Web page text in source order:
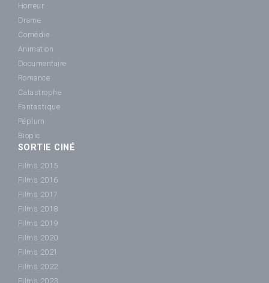
Horreur
Drame
Comédie
Animation
Documentaire
Romance
Catastrophe
Fantastique
Péplum
Biopic
SORTIE CINÉ
Films 2015
Films 2016
Films 2017
Films 2018
Films 2019
Films 2020
Films 2021
Films 2022
Films 2023